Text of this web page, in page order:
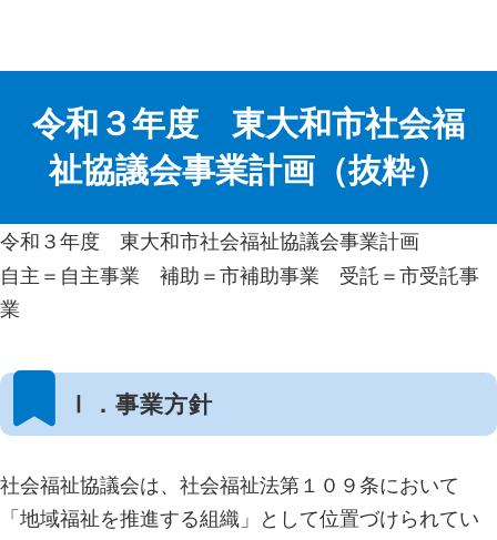
ツ
へ
ス
ッ
シ
ョ
ン
移
令和３年度 東大和市社会福
祉協議会事業計画（抜粋）
令和３年度 東大和市社会福祉協議会事業計画
自主＝自主事業 補助＝市補助事業 受託＝市受託事
業
Ⅰ．事業方針
社会福祉協議会は、社会福祉法第１０９条において
「地域福祉を推進する組織」として位置づけられてい